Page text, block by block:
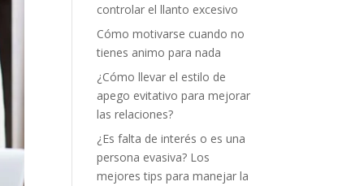
controlar el llanto excesivo
Cómo motivarse cuando no
tienes animo para nada
¿Cómo llevar el estilo de
apego evitativo para mejorar
las relaciones?
¿Es falta de interés o es una
persona evasiva? Los
mejores tips para manejar la